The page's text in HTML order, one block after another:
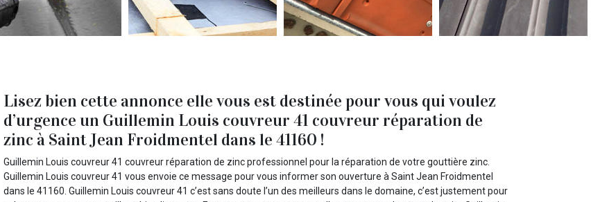
Lisez bien cette annonce elle vous est destinée pour vous qui voulez
d’urgence un Guillemin Louis couvreur 41 couvreur réparation de
zinc à Saint Jean Froidmentel dans le 41160 !
Guillemin Louis couvreur 41 couvreur réparation de zinc professionnel pour la réparation de votre gouttière zinc.
Guillemin Louis couvreur 41 vous envoie ce message pour vous informer son ouverture à Saint Jean Froidmentel
dans le 41160. Guillemin Louis couvreur 41 c’est sans doute l’un des meilleurs dans le domaine, c’est justement pour